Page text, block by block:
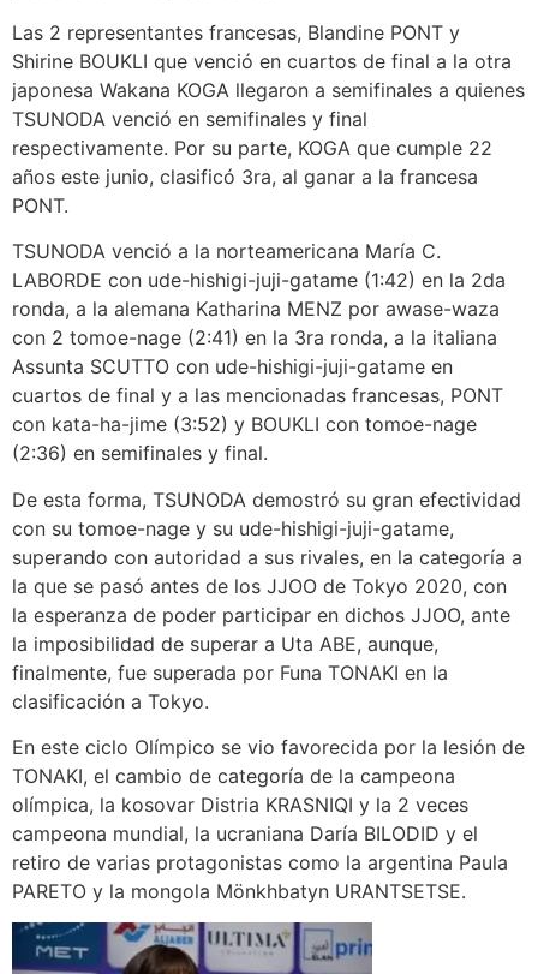
Las 2 representantes francesas, Blandine PONT y
Shirine BOUKLI que venció en cuartos de final a la otra
japonesa Wakana KOGA llegaron a semifinales a quienes
TSUNODA venció en semifinales y final
respectivamente. Por su parte, KOGA que cumple 22
años este junio, clasificó 3ra, al ganar a la francesa
PONT.
TSUNODA venció a la norteamericana María C.
LABORDE con ude-hishigi-juji-gatame (1:42) en la 2da
ronda, a la alemana Katharina MENZ por awase-waza
con 2 tomoe-nage (2:41) en la 3ra ronda, a la italiana
Assunta SCUTTO con ude-hishigi-juji-gatame en
cuartos de final y a las mencionadas francesas, PONT
con kata-ha-jime (3:52) y BOUKLI con tomoe-nage
(2:36) en semifinales y final.
De esta forma, TSUNODA demostró su gran efectividad
con su tomoe-nage y su ude-hishigi-juji-gatame,
superando con autoridad a sus rivales, en la categoría a
la que se pasó antes de los JJOO de Tokyo 2020, con
la esperanza de poder participar en dichos JJOO, ante
la imposibilidad de superar a Uta ABE, aunque,
finalmente, fue superada por Funa TONAKI en la
clasificación a Tokyo.
En este ciclo Olímpico se vio favorecida por la lesión de
TONAKI, el cambio de categoría de la campeona
olímpica, la kosovar Distria KRASNIQI y la 2 veces
campeona mundial, la ucraniana Daría BILODID y el
retiro de varias protagonistas como la argentina Paula
PARETO y la mongola Mönkhbatyn URANTSETSE.